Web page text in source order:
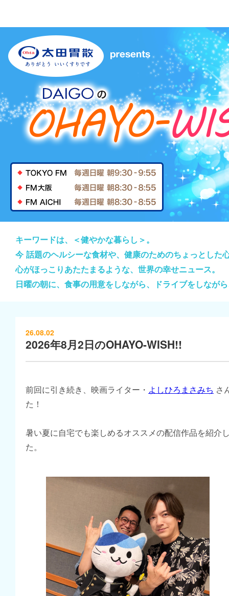
キーワードは、＜健やかな暮らし＞。
今 話題のヘルシーな食材や、健康のためのちょっとし
心がほっこりあたたまるような、世界の幸せニュース。
日曜の朝に、食事の用意をしながら、ドライブをしなが
26.08.02
2026年8月2日のOHAYO-WISH!!
前回に引き続き、映画ライター・ よしひろまさみち さ
た！
暑い夏に自宅でも楽しめるオススメの配信作品を紹介
た。